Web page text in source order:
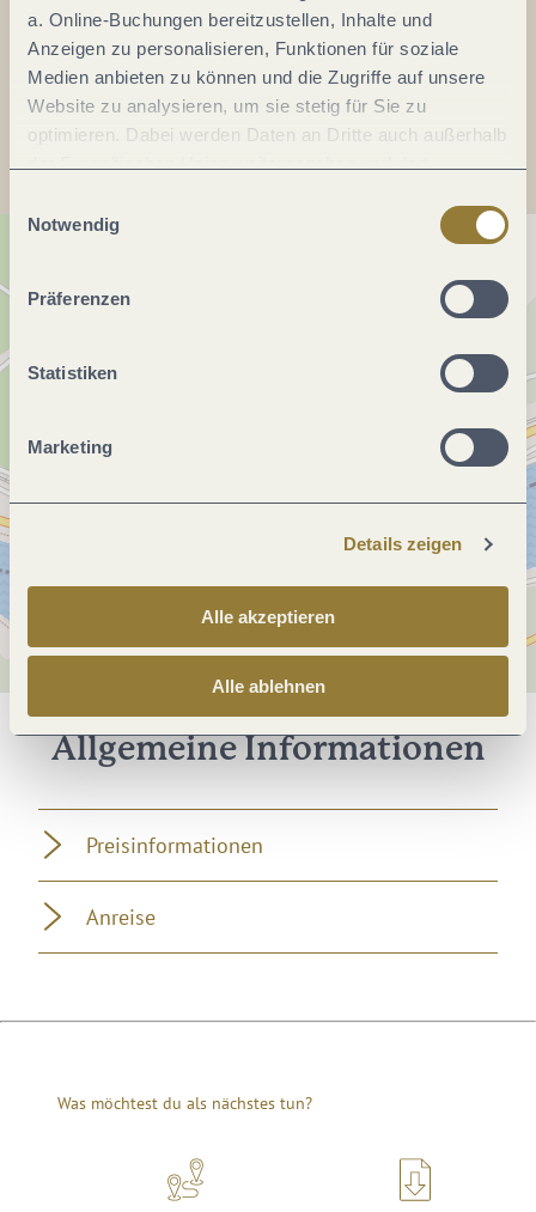
a. Online-Buchungen bereitzustellen, Inhalte und
Anzeigen zu personalisieren, Funktionen für soziale
Medien anbieten zu können und die Zugriffe auf unsere
Website zu analysieren, um sie stetig für Sie zu
optimieren. Dabei werden Daten an Dritte auch außerhalb
jederzeit widerrufen werden. Mit der Auswahl "Alle
ablehnen" kann es zu Beeinträchtigungen in der Nutzung
Notwendig
Präferenzen
Statistiken
Marketing
Details zeigen
Alle akzeptieren
Alle ablehnen
Webseite:www.weingut-wuertzberg.de
Anreise planen
Allgemeine Informationen
Preisinformationen
Anreise
Was möchtest du als nächstes tun?